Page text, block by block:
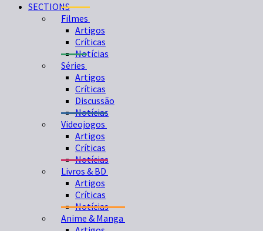
SECTIONS
Filmes
Artigos
Críticas
Notícias
Séries
Artigos
Críticas
Discussão
Notícias
Videojogos
Artigos
Críticas
Notícias
Livros & BD
Artigos
Críticas
Notícias
Anime & Manga